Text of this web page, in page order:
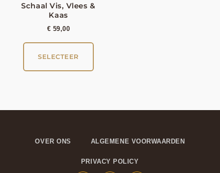
Schaal Vis, Vlees &
Kaas
€ 59,00
SELECTEER
OVER ONS ALGEMENE VOORWAARDEN
PRIVACY POLICY